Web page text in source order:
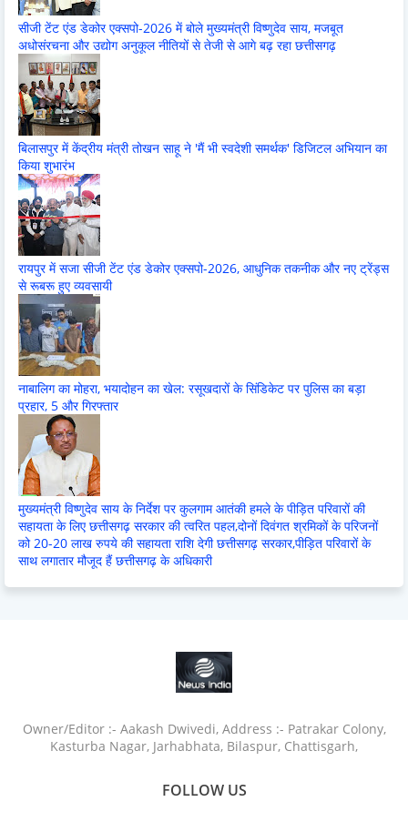
सीजी टेंट एंड डेकोर एक्सपो-2026 में बोले मुख्यमंत्री विष्णुदेव साय, मजबूत
अधोसंरचना और उद्योग अनुकूल नीतियों से तेजी से आगे बढ़ रहा छत्तीसगढ़
बिलासपुर में केंद्रीय मंत्री तोखन साहू ने 'मैं भी स्वदेशी समर्थक' डिजिटल अभियान का
किया शुभारंभ
रायपुर में सजा सीजी टेंट एंड डेकोर एक्सपो-2026, आधुनिक तकनीक और नए ट्रेंड्स
से रूबरू हुए व्यवसायी
नाबालिग का मोहरा, भयादोहन का खेल: रसूखदारों के सिंडिकेट पर पुलिस का बड़ा
प्रहार, 5 और गिरफ्तार
मुख्यमंत्री विष्णुदेव साय के निर्देश पर कुलगाम आतंकी हमले के पीड़ित परिवारों की
सहायता के लिए छत्तीसगढ़ सरकार की त्वरित पहल,दोनों दिवंगत श्रमिकों के परिजनों
को 20-20 लाख रुपये की सहायता राशि देगी छत्तीसगढ़ सरकार,पीड़ित परिवारों के
साथ लगातार मौजूद हैं छत्तीसगढ़ के अधिकारी
Owner/Editor :- Aakash Dwivedi, Address :- Patrakar Colony,
Kasturba Nagar, Jarhabhata, Bilaspur, Chattisgarh,
FOLLOW US